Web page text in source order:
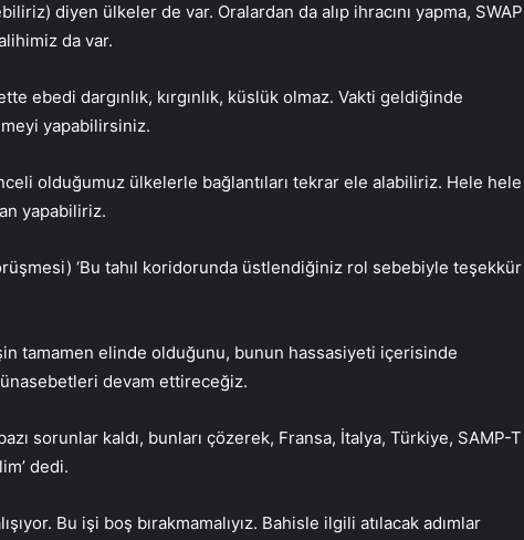
diyen ülkeler de var. Oralardan da alıp ihracını yapma, SWAP
da var.
ebedi dargınlık, kırgınlık, küslük olmaz. Vakti geldiğinde
yapabilirsiniz.
olduğumuz ülkelerle bağlantıları tekrar ele alabiliriz. Hele hele
yapabiliriz.
‘Bu tahıl koridorunda üstlendiğiniz rol sebebiyle teşekkür
tamamen elinde olduğunu, bunun hassasiyeti içerisinde
devam ettireceğiz.
sorunlar kaldı, bunları çözerek, Fransa, İtalya, Türkiye, SAMP-T
dedi.
Bu işi boş bırakmamalıyız. Bahisle ilgili atılacak adımlar